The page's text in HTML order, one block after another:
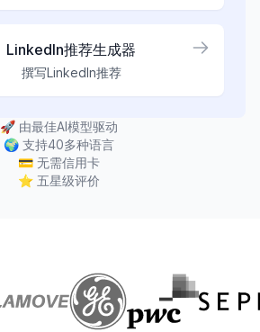
LinkedIn推荐生成器
撰写LinkedIn推荐
🚀 由最佳AI模型驱动
🌍 支持40多种语言
💳 无需信用卡
⭐ 五星级评价